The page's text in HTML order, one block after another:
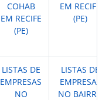
COHAB
EM RECIFE
(PE)
EM RECIFE
(PE)
LISTAS DE
EMPRESAS
NO
LISTAS DE
EMPRESAS
NO BAIRRO